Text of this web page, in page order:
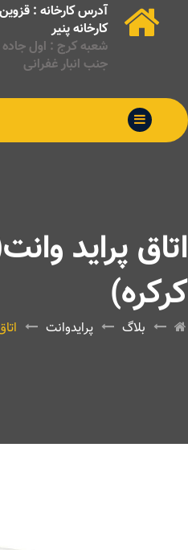
کارخانه پنیر
شعبه کرج : اول
جنب انبار غفرانی
اتاق پراید
کرکره)
بلاگ پرایدوانت